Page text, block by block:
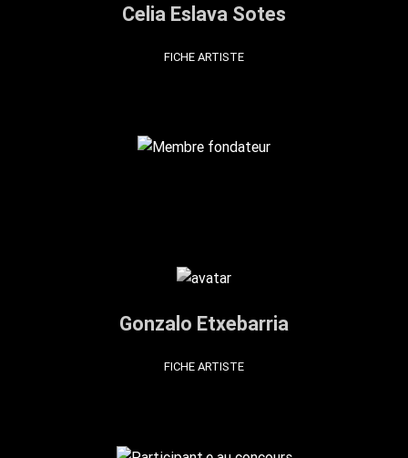
Celia Eslava Sotes
FICHE ARTISTE
Gonzalo Etxebarria
FICHE ARTISTE